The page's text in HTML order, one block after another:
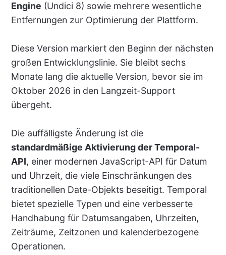
Engine (Undici 8) sowie mehrere wesentliche
Entfernungen zur Optimierung der Plattform.
Diese Version markiert den Beginn der nächsten
großen Entwicklungslinie. Sie bleibt sechs
Monate lang die aktuelle Version, bevor sie im
Oktober 2026 in den Langzeit-Support
übergeht.
Die auffälligste Änderung ist die
standardmäßige Aktivierung der Temporal-
API, einer modernen JavaScript-API für Datum
und Uhrzeit, die viele Einschränkungen des
traditionellen Date-Objekts beseitigt. Temporal
bietet spezielle Typen und eine verbesserte
Handhabung für Datumsangaben, Uhrzeiten,
Zeiträume, Zeitzonen und kalenderbezogene
Operationen.